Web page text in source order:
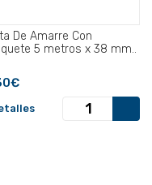
De Amarre Con
5 metros x 38 mm..